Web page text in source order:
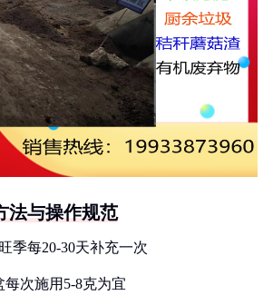
法与操作规范
季每20-30天补充一次
每次施用5-8克为宜